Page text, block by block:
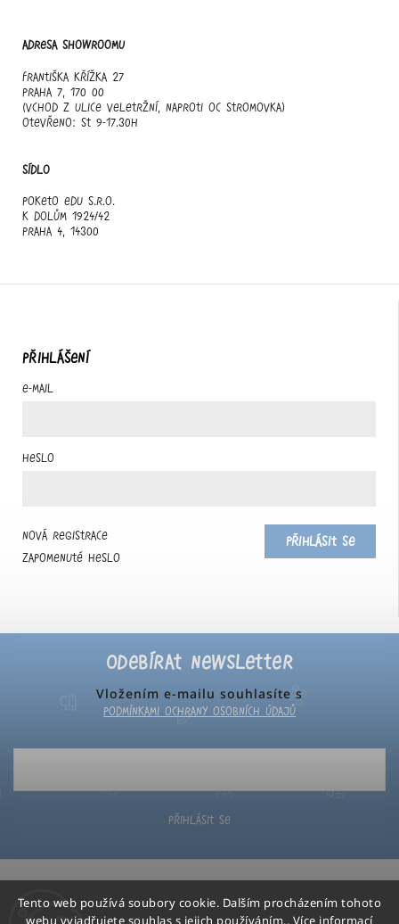
Tento web používá soubory cookie. Dalším procházením tohoto
webu vyjadřujete souhlas s jejich používáním.. Více informací
Odebírat newsletter
Vložením e-mailu souhlasíte s
podmínkami ochrany osobních údajů
Přihlásit se
Adresa showroomu
Františka Křížka 27
Praha 7, 170 00
(vchod z ulice Veletržní, naproti OC Stromovka)
otevřeno: st 9-17.30h
Sídlo
Poketo edu s.r.o.
K Dolům 1924/42
Praha 4, 14300
PŘIHLÁŠENÍ
E-mail
Heslo
Přihlásit se
Nová registrace
Zapomenuté heslo